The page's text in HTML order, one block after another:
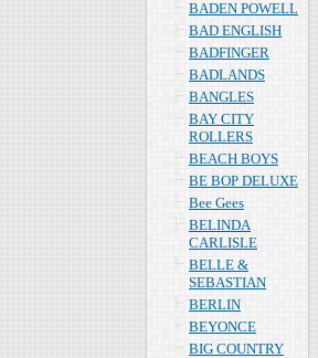
BADEN POWELL
BAD ENGLISH
BADFINGER
BADLANDS
BANGLES
BAY CITY
ROLLERS
BEACH BOYS
BE BOP DELUXE
Bee Gees
BELINDA
CARLISLE
BELLE &
SEBASTIAN
BERLIN
BEYONCE
BIG COUNTRY